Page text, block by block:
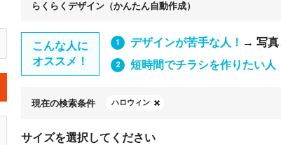
らくらくデザイン（かんたん自動作成）
こんな人に
オススメ！
デザインが苦手な人！ → 写真
短時間でチラシを作りたい人
現在の検索条件 ハロウィン
サイズを選択してください